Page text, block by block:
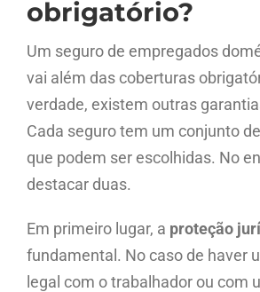
obrigatório?
Um seguro de empregados
vai além das coberturas
verdade, existem outras
Cada seguro tem um conjunto
que podem ser escolhidas. No
destacar duas.
Em primeiro lugar, a proteção
fundamental. No caso de haver
legal com o trabalhador ou com